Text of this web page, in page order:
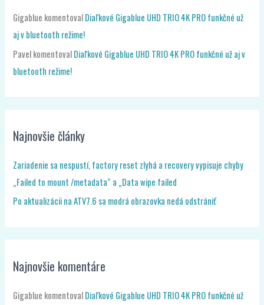
Gigablue komentovalDiaľkové Gigablue UHD TRIO 4K PRO funkčné už
aj v bluetooth režime!
PavelkomentovalDiaľkové Gigablue UHD TRIO 4K PRO funkčné už aj v
bluetooth režime!
Najnovšie články
Zariadenie sa nespustí, factory reset zlyhá a recovery vypisuje chyby
„Failed to mount /metadata“ a „Data wipe failed
Po aktualizácii na ATV7.6 sa modrá obrazovka nedá odstrániť
Najnovšie komentáre
Gigablue komentovalDiaľkové Gigablue UHD TRIO 4K PRO funkčné už